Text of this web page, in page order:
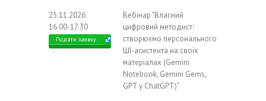
25.11.2026
16.00-17.30
Подати заявку
Вебінар "Власний
цифровий методист:
створюємо персонального
ШІ-асистента на своїх
матеріалах (Gemini
Notebook, Gemini Gems,
GPT у ChatGPT)"